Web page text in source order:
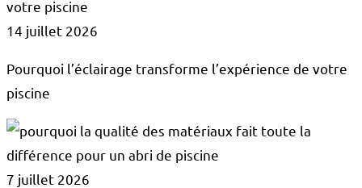
14 juillet 2026
Pourquoi l’éclairage transforme l’expérience de votre
piscine
7 juillet 2026